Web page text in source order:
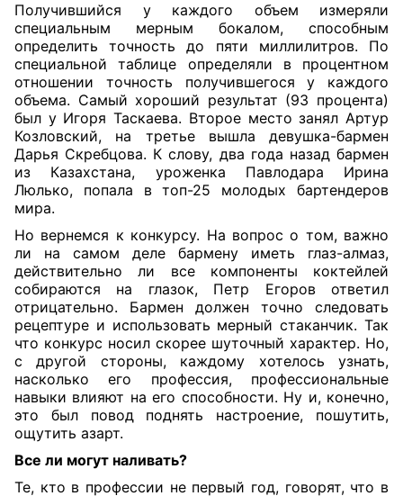
Получившийся у каждого объем измеряли
специальным мерным бокалом, способным
определить точность до пяти миллилитров. По
специальной таблице определяли в процентном
отношении точность получившегося у каждого
объема. Самый хороший результат (93 процента)
был у Игоря Таскаева. Второе место занял Артур
Козловский, на третье вышла девушка-бармен
Дарья Скребцова. К слову, два года назад бармен
из Казахстана, уроженка Павлодара Ирина
Люлько, попала в топ-25 молодых бартендеров
мира.
Но вернемся к конкурсу. На вопрос о том, важно
ли на самом деле бармену иметь глаз-алмаз,
действительно ли все компоненты коктейлей
собираются на глазок, Петр Егоров ответил
отрицательно. Бармен должен точно следовать
рецептуре и использовать мерный стаканчик. Так
что конкурс носил скорее шуточный характер. Но,
с другой стороны, каждому хотелось узнать,
насколько его профессия, профессиональные
навыки влияют на его способности. Ну и, конечно,
это был повод поднять настроение, пошутить,
ощутить азарт.
Все ли могут наливать?
Те, кто в профессии не первый год, говорят, что в